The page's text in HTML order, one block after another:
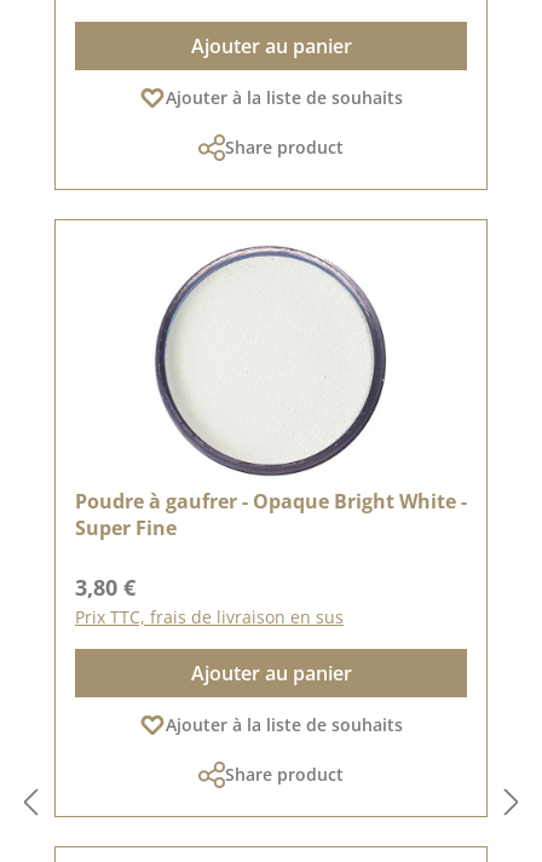
Ajouter au panier
Ajouter à la liste de souhaits
Share product
Poudre à gaufrer - Opaque Bright White -
Super Fine
Prix régulier :
3,80 €
Prix TTC, frais de livraison en sus
Ajouter au panier
Ajouter à la liste de souhaits
Share product